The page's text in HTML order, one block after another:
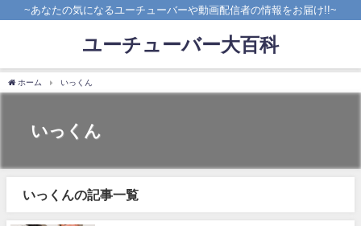
~あなたの気になるユーチューバーや動画配信者の情報をお届け!!~
ユーチューバー大百科
ホーム いっくん
いっくん
いっくんの記事一覧